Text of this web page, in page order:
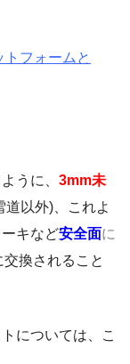
フォームと
うに、 3mm未
道以外)、これよ
キなど安全面に
換されること
については、こ